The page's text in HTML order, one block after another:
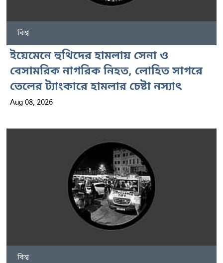
বিশ্ব
ইয়েমেনে হুথিদের হামলায় সেনা ও
বেসামরিক নাগরিক নিহত, লোহিত সাগরে
তেলের ট্যাংকারে হামলার চেষ্টা নস্যাৎ
Aug 08, 2026
বিশ্ব